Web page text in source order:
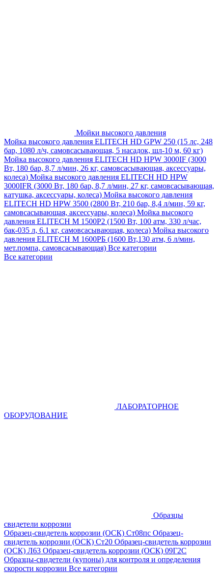
Мойки высокого давления
Мойка высокого давления ELITECH HD GPW 250 (15 лс, 248
бар, 1080 л/ч, самовсасывающая, 5 насадок, шл-10 м, 60 кг)
Мойка высокого давления ELITECH HD HPW 3000IF (3000
Вт, 180 бар, 8,7 л/мин, 26 кг, самовсасывающая, аксессуары,
колеса) Мойка высокого давления ELITECH HD HPW
3000IFR (3000 Вт, 180 бар, 8,7 л/мин, 27 кг, самовсасывающая,
катушка, аксессуары, колеса) Мойка высокого давления
ELITECH HD HPW 3500 (2800 Вт, 210 бар, 8,4 л/мин, 59 кг,
самовсасывающая, аксессуары, колеса) Мойка высокого
давления ELITECH M 1500P2 (1500 Вт, 100 атм, 330 л/час,
бак-035 л, 6.1 кг, самовсасывающая, колеса) Мойка высокого
давления ELITECH М 1600РБ (1600 Вт,130 атм, 6 л/мин,
мет.помпа, самовсасывающая) Все категории
Все категории
ЛАБОРАТОРНОЕ
ОБОРУДОВАНИЕ
Образцы
свидетели коррозии
Образец-свидетель коррозии (ОСК) Ст08пс Образец-
свидетель коррозии (ОСК) Ст20 Образец-свидетель коррозии
(ОСК) Л63 Образец-свидетель коррозии (ОСК) 09Г2С
Образцы-свидетели (купоны) для контроля и определения
скорости коррозии Все категории